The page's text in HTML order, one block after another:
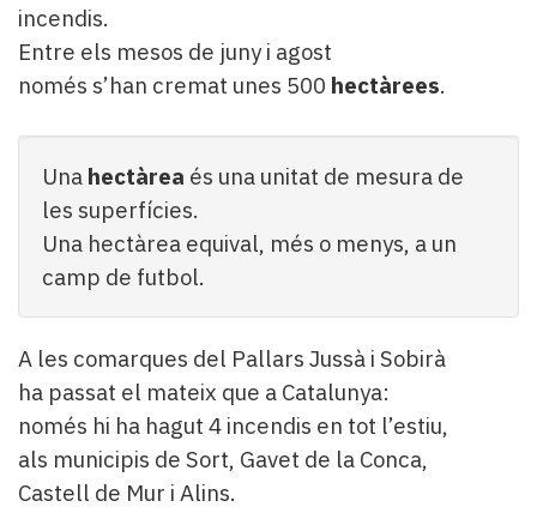
incendis.
Entre els mesos de juny i agost
només s’han cremat unes 500 hectàrees.
Una hectàrea és una unitat de mesura de
les superfícies.
Una hectàrea equival, més o menys, a un
camp de futbol.
A les comarques del Pallars Jussà i Sobirà
ha passat el mateix que a Catalunya:
només hi ha hagut 4 incendis en tot l’estiu,
als municipis de Sort, Gavet de la Conca,
Castell de Mur i Alins.